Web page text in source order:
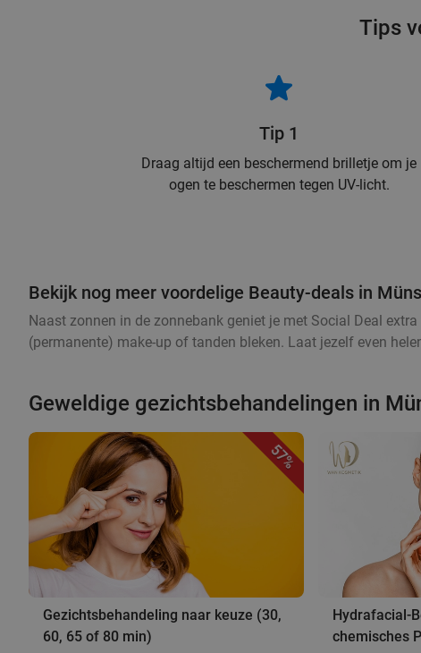
Tips
Tip 1
Draag altijd een beschermend brilletje om je
ogen te beschermen tegen UV-licht.
Bekijk nog meer voordelige Beauty-deals in
Naast zonnen in de zonnebank geniet je met Social Deal
(permanente) make-up of tanden bleken. Laat jezelf even
Geweldige gezichtsbehandelingen in
57%
Gezichtsbehandeling naar keuze (30,
60, 65 of 80 min)
Hydrafacial-
chemisches